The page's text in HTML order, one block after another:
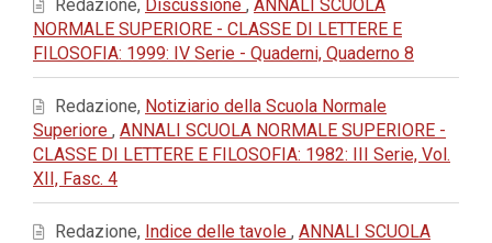
Redazione, Discussione , ANNALI SCUOLA
NORMALE SUPERIORE - CLASSE DI LETTERE E
FILOSOFIA: 1999: IV Serie - Quaderni, Quaderno 8
Redazione, Notiziario della Scuola Normale
Superiore , ANNALI SCUOLA NORMALE SUPERIORE -
CLASSE DI LETTERE E FILOSOFIA: 1982: III Serie, Vol.
XII, Fasc. 4
Redazione, Indice delle tavole , ANNALI SCUOLA